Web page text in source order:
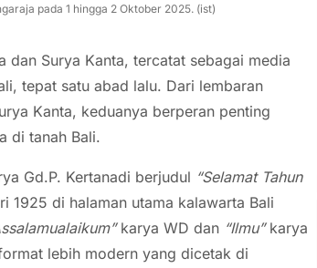
pada 1 hingga 2 Oktober 2025. (ist)
dan Surya Kanta, tercatat sebagai media
tepat satu abad lalu. Dari lembaran
Kanta, keduanya berperan penting
di tanah Bali.
Gd.P. Kertanadi berjudul “Selamat Tahun
1925 di halaman utama kalawarta Bali
karya WD dan “Ilmu”karya
lebih modern yang dicetak di